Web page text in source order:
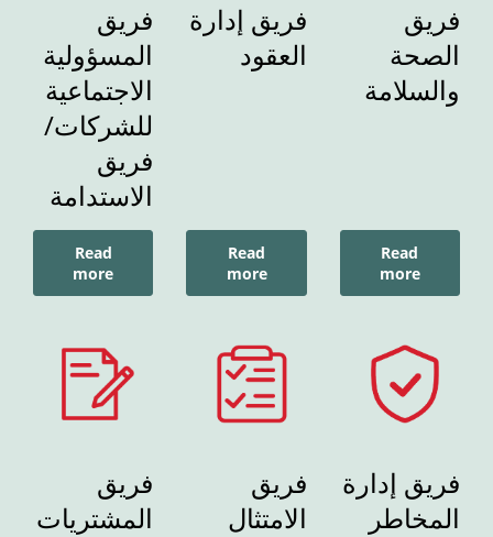
فريق
الصحة
والسلامة
Read
more
فريق إدارة
العقود
Read
more
فريق
المسؤولية
الاجتماعية
للشركات/
فريق
الاستدامة
Read
more
فريق إدارة
المخاطر
فريق
الامتثال
فريق
المشتريات